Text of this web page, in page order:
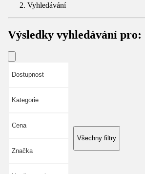
Vyhledávání
Výsledky vyhledávání pro:
Dostupnost
Kategorie
Cena
Značka
Všechny filtry